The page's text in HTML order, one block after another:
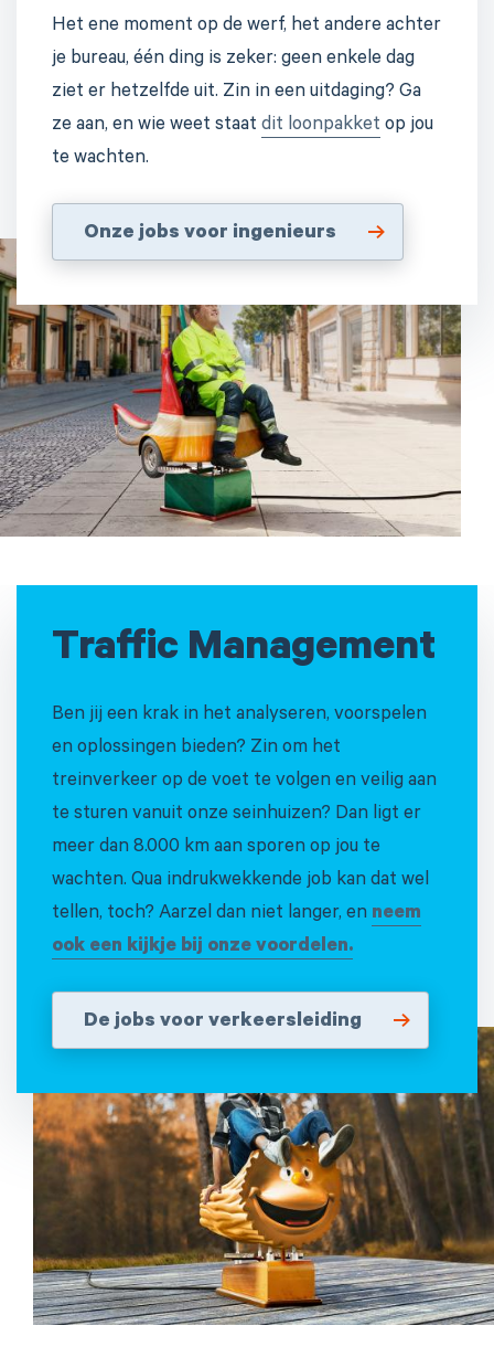
Het ene moment op de werf, het andere achter
je bureau, één ding is zeker: geen enkele dag
ziet er hetzelfde uit. Zin in een uitdaging? Ga
ze aan, en wie weet staat dit loonpakket op jou
te wachten.
Onze jobs voor ingenieurs
Traffic Management
Ben jij een krak in het analyseren, voorspelen
en oplossingen bieden? Zin om het
treinverkeer op de voet te volgen en veilig aan
te sturen vanuit onze seinhuizen? Dan ligt er
meer dan 8.000 km aan sporen op jou te
wachten. Qua indrukwekkende job kan dat wel
tellen, toch? Aarzel dan niet langer, en neem
ook een kijkje bij onze voordelen.
De jobs voor verkeersleiding